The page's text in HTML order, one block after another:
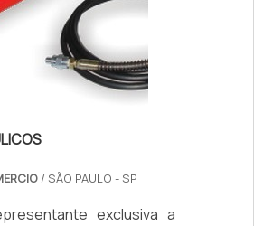
/ SÃO PAULO - SP
exclusiva a